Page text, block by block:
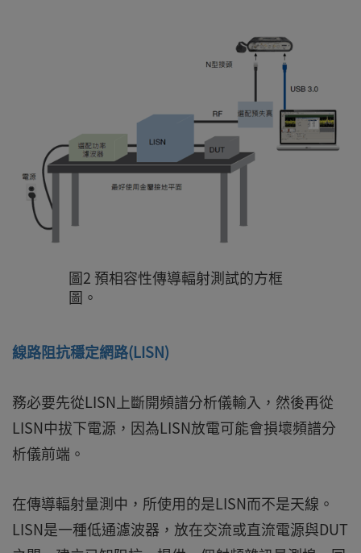
圖2 預相容性傳導輻射測試的方框
圖。
線路阻抗穩定網路(LISN)
務必要先從LISN上斷開頻譜分析儀輸入，然後再從
LISN中拔下電源，因為LISN放電可能會損壞頻譜分
析儀前端。
在傳導輻射量測中，所使用的是LISN而不是天線。
LISN是一種低通濾波器，放在交流或直流電源與DUT